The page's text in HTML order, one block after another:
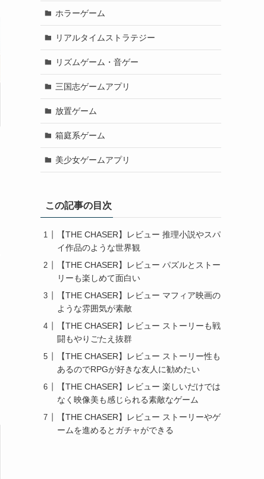
ホラーゲーム
リアルタイムストラテジー
リズムゲーム・音ゲー
三国志ゲームアプリ
放置ゲーム
箱庭系ゲーム
美少女ゲームアプリ
この記事の目次
【THE CHASER】レビュー 推理小説やスパ
イ作品のような世界観
【THE CHASER】レビュー パズルとストー
リーも楽しめて面白い
【THE CHASER】レビュー マフィア映画の
ような雰囲気が素敵
【THE CHASER】レビュー ストーリーも戦
闘もやりごたえ抜群
【THE CHASER】レビュー ストーリー性も
あるのでRPGが好きな友人に勧めたい
【THE CHASER】レビュー 楽しいだけでは
なく映像美も感じられる素敵なゲーム
【THE CHASER】レビュー ストーリーやゲ
ームを進めるとガチャができる